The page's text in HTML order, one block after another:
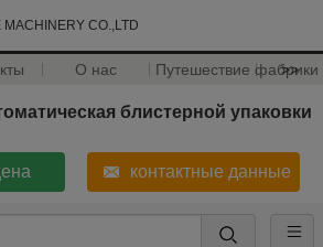
CO.,LTD
О нас Путешествие фабрики
>>
блистерной упаковки
контактные данные